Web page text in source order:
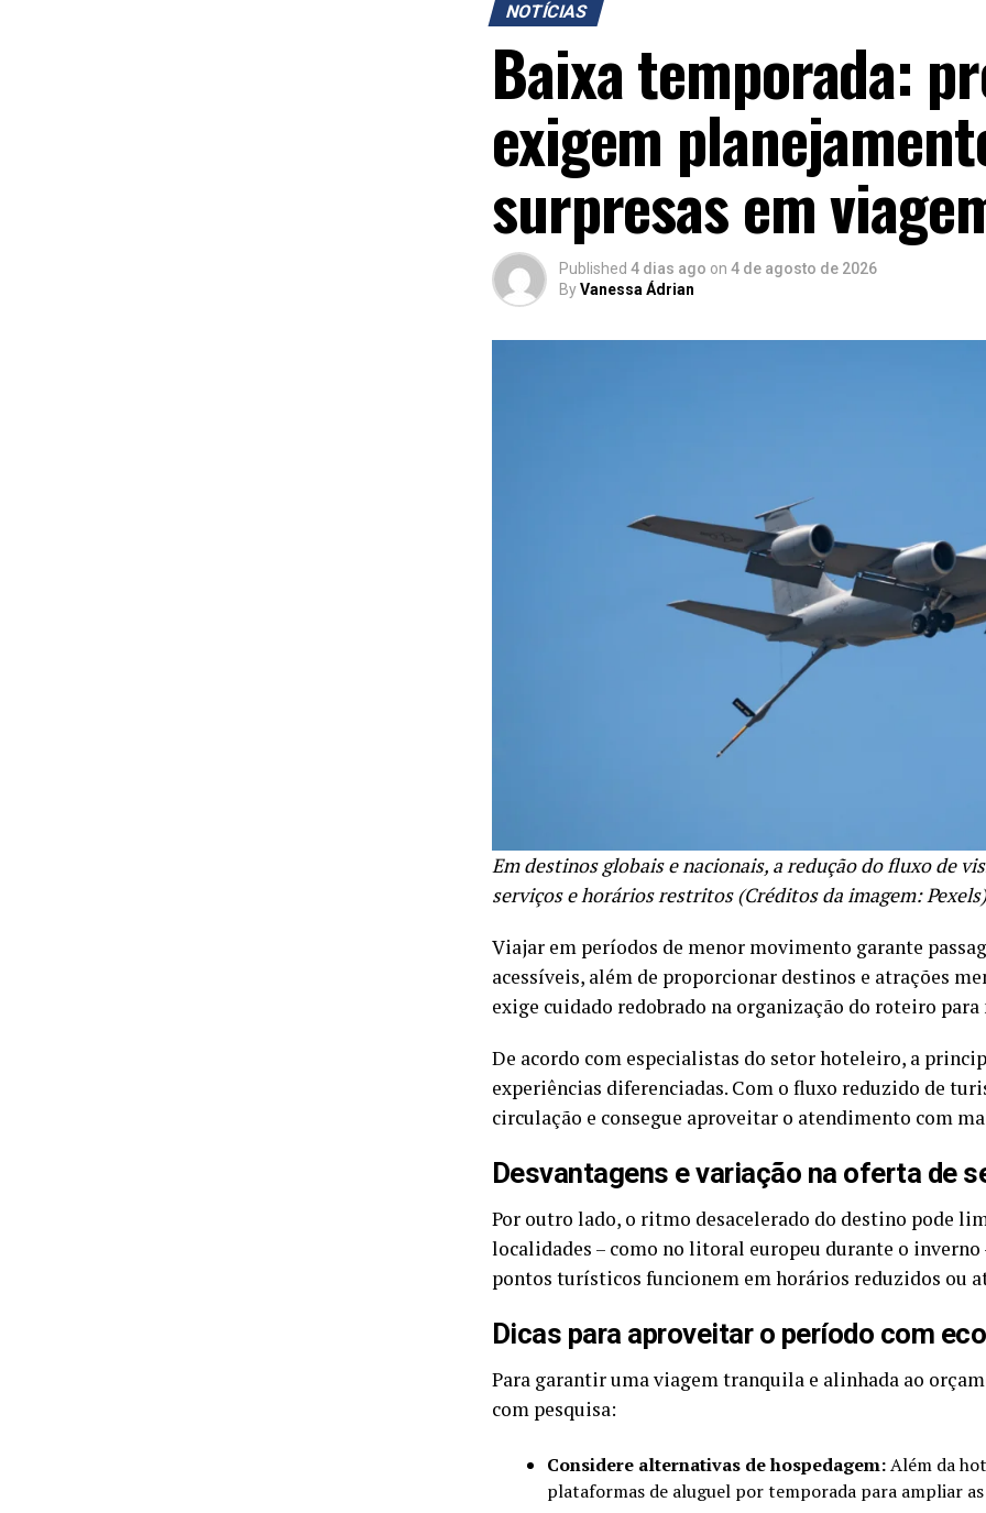
NOTÍCIAS
Baixa temporada:
exigem
surpresas em
Published 4 dias ago on 4 de agosto de 2026
ByVanessa Ádrian
Em destinos globais e nacionais, a redução do fluxo de
serviços e horários restritos (Créditos da imagem: Pexels)
Viajar em períodos de menor movimento garante
acessíveis, além de proporcionar destinos e atrações
exige cuidado redobrado na organização do roteiro
De acordo com especialistas do setor hoteleiro, a
experiências diferenciadas. Com o fluxo reduzido de
circulação e consegue aproveitar o atendimento com
Desvantagens e variação na oferta de
Por outro lado, o ritmo desacelerado do destino pode
localidades – como no litoral europeu durante o inverno
pontos turísticos funcionem em horários reduzidos ou
Dicas para aproveitar o período com
Para garantir uma viagem tranquila e alinhada ao
com pesquisa:
Considere alternativas de hospedagem:Além da
plataformas de aluguel por temporada para ampliar